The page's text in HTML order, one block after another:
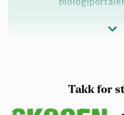
Vurdering av
Værprofeter i
Takk for